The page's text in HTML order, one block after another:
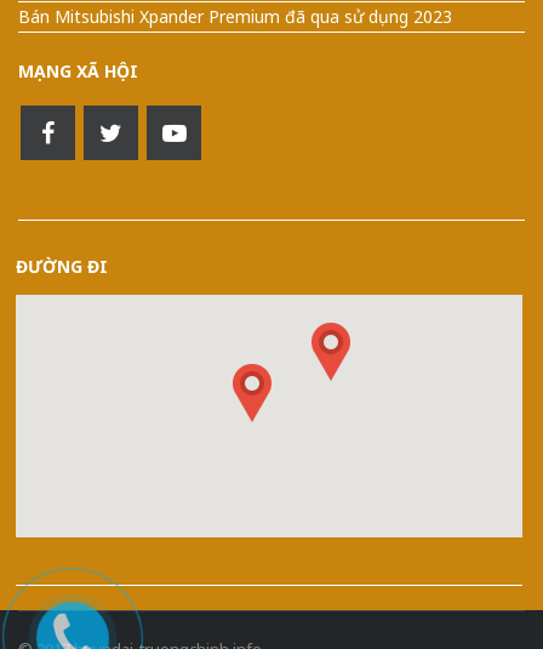
Bán Mitsubishi Xpander Premium đã qua sử dụng 2023
MẠNG XÃ HỘI
ĐƯỜNG ĐI